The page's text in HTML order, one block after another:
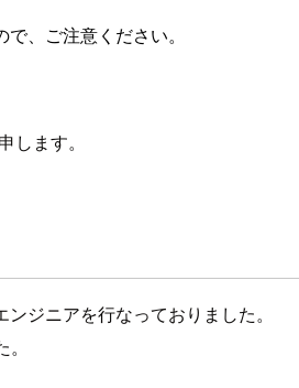
、ご注意ください。
ます。
ジニアを行なっておりました。